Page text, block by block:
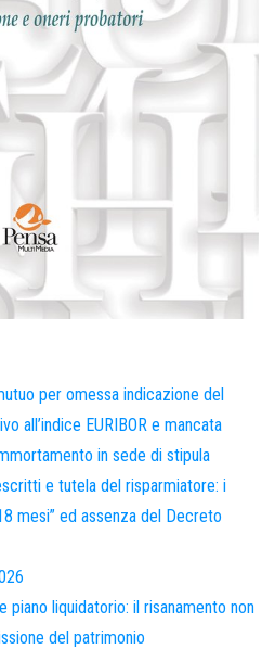
per omessa indicazione del
all’indice EURIBOR e mancata
in sede di stipula
e tutela del risparmiatore: i
mesi” ed assenza del Decreto
piano liquidatorio: il risanamento non
del patrimonio